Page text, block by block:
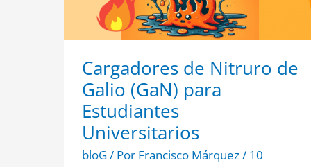
Cargadores de Nitruro de
Galio (GaN) para
Estudiantes
Universitarios
bloG/ Por Francisco Márquez/ 10
Universitarios